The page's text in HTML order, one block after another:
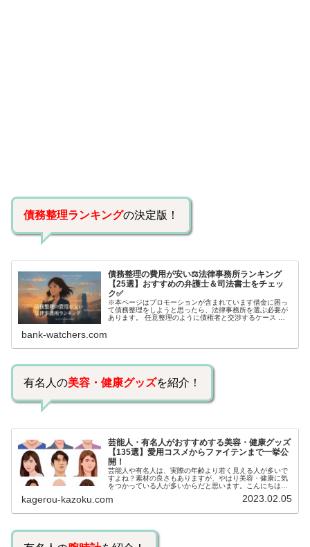
債務整理ランキングの決定版！
債務整理の費用が安い⚖️法律事務所ランキング
【25選】おすすめの弁護士＆司法書士をチェッ
ク✅
※本ページはプロモーションが含まれています借金に困っ
て債務整理をしようと思ったら、法律事務所を選ぶ必要が
あります。 任意整理のように債権者と交渉するケース 自
bank-watchers.com
有名人の美容・健康グッズを紹介！
芸能人・有名人がおすすめする美容・健康グッズ
【135選】愛用コスメからファイテンまで一挙公
開！
芸能人や有名人は、実際の年齢より若く見える人が多いで
すよね？素材の良さもありますが、やはり美容・健康に気
をつかっている人が多いからだと思います。こんにちは！
いるのでしょうか？今回は、芸能人…
kagerou-kazoku.com 2023.02.05